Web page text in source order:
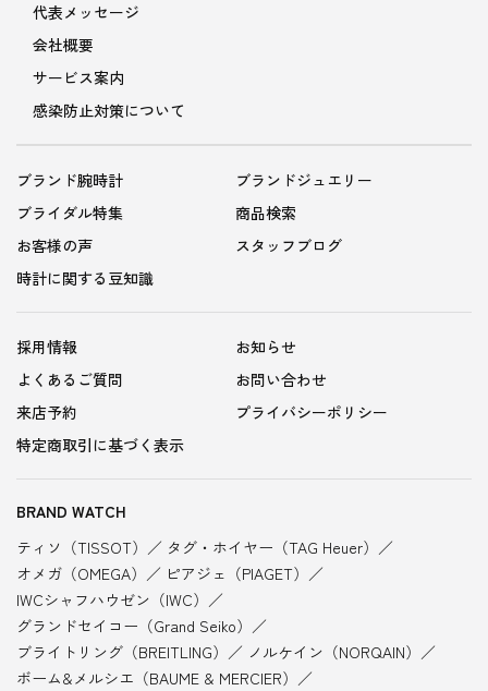
代表メッセージ
会社概要
サービス案内
感染防止対策について
ブランド腕時計
ブランドジュエリー
ブライダル特集
商品検索
お客様の声
スタッフブログ
時計に関する豆知識
採用情報
お知らせ
よくあるご質問
お問い合わせ
来店予約
プライバシーポリシー
特定商取引に基づく表示
BRAND WATCH
ティソ（TISSOT）
タグ・ホイヤー（TAG Heuer）
オメガ（OMEGA）
ピアジェ（PIAGET）
IWCシャフハウゼン（IWC）
グランドセイコー（Grand Seiko）
ブライトリング（BREITLING）
ノルケイン（NORQAIN）
ボーム&メルシエ（BAUME & MERCIER）